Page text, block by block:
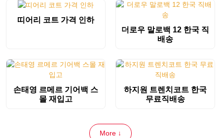
띠어리 코트 가격 인하
더로우 말로백 12 한국 직
배송
손태영 르메르 기어백 스
몰 재입고
하지원 트렌치코트 한국
무료직배송
More ↓